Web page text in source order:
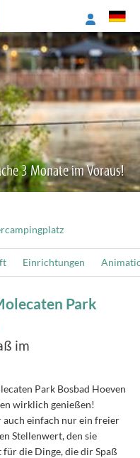
3 Monate im Voraus!
Einrichtungen
Park
im
Park Bosbad Hoeven
wirklich genießen!
auch einfach nur ein freier
Stellenwert, den sie
die Dinge, die dir Spaß